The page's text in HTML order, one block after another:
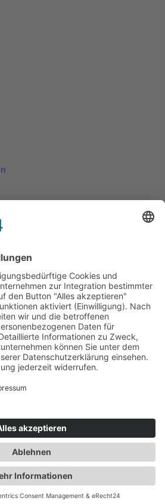
Neuigkeiten,
10 EUR Gutscheinsichern!
möglich.
nur an Unternehmer,
Freiberufler und
Kein Verkauf an
i.S.d. § 13 BGB.